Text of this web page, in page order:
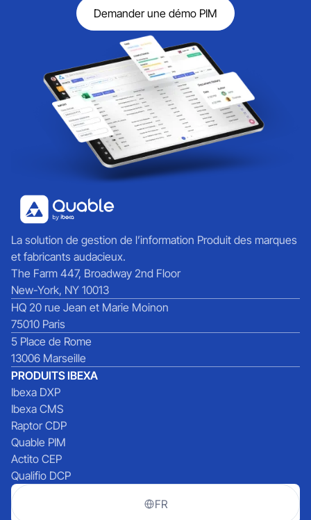
Demander une démo PIM
La solution de gestion de l’information Produit des marques
et fabricants audacieux.
The Farm 447, Broadway 2nd Floor
New-York, NY 10013
HQ 20 rue Jean et Marie Moinon
75010 Paris
5 Place de Rome
13006 Marseille
PRODUITS IBEXA
Ibexa DXP
Ibexa CMS
Raptor CDP
Quable PIM
Actito CEP
Qualifio DCP
FR